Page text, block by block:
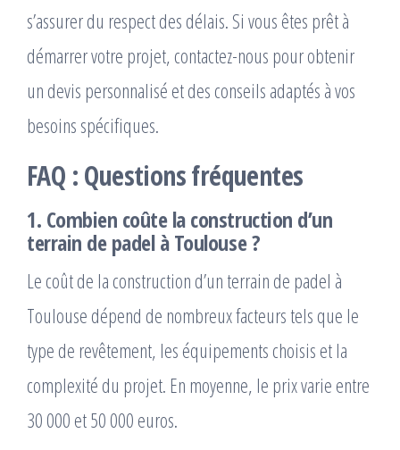
s’assurer du respect des délais. Si vous êtes prêt à
démarrer votre projet, contactez-nous pour obtenir
un devis personnalisé et des conseils adaptés à vos
besoins spécifiques.
FAQ : Questions fréquentes
1. Combien coûte la construction d’un
terrain de padel à Toulouse ?
Le coût de la construction d’un terrain de padel à
Toulouse dépend de nombreux facteurs tels que le
type de revêtement, les équipements choisis et la
complexité du projet. En moyenne, le prix varie entre
30 000 et 50 000 euros.